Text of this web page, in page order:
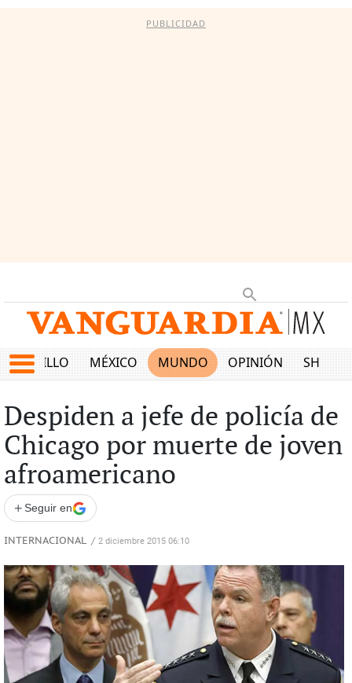
PUBLICIDAD
SALTILLO MÉXICO MUNDO OPINIÓN SHOW
Despiden a jefe de policía de
Chicago por muerte de joven
afroamericano
+ Seguir en
INTERNACIONAL / 2 diciembre 2015 06:10